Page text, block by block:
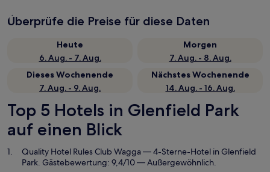
Überprüfe die Preise für diese Daten
Heute
6. Aug. - 7. Aug.
Morgen
7. Aug. - 8. Aug.
Dieses Wochenende
7. Aug. - 9. Aug.
Nächstes Wochenende
14. Aug. - 16. Aug.
Top 5 Hotels in Glenfield Park
auf einen Blick
Quality Hotel Rules Club Wagga— 4-Sterne-Hotel in Glenfield
Park. Gästebewertung: 9,4/10 — Außergewöhnlich.